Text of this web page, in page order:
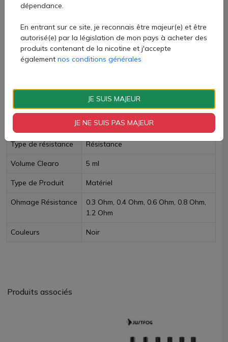
Quantité
AJOUTER À MON PANIER
Paiement 100% sécurisé
Fiche technique
Type de résistance Résistance
Volume Clearo 5 ml
Type de Produit Matériel
Ohmage Résistance
0.3 Ohm, 0.4 Ohm, 0.6 Ohm, 0.8 Ohm,
1.2 Ohm
Couleurs Noir
Produits associés
dépendance.
En entrant sur ce site, je reconnais être majeur(e) et être
autorisé(e) par la législation de mon pays à acheter des
produits contenant de la nicotine et j'accepte
également nos conditions générales
JE SUIS MAJEUR
JE NE SUIS PAS MAJEUR